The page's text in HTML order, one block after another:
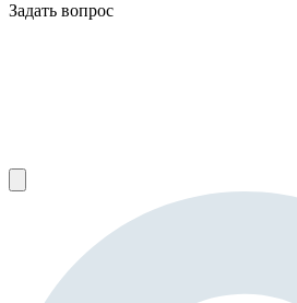
Задать вопрос